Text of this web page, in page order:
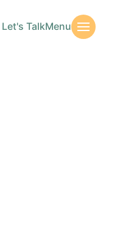
Let's TalkMenu